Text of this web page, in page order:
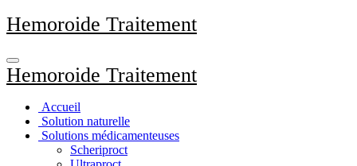
Aller
au
principal
Hemoroide Traitement
Hemoroide Traitement
Accueil
Solution naturelle
Solutions médicamenteuses
Scheriproct